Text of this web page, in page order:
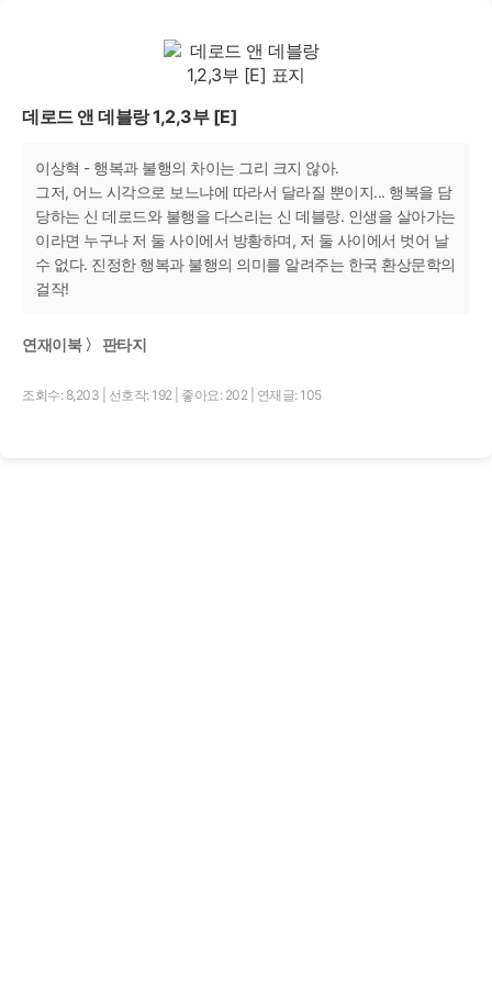
데로드 앤 데블랑 1,2,3부 [E]
이상혁 - 행복과 불행의 차이는 그리 크지 않아.
그저, 어느 시각으로 보느냐에 따라서 달라질 뿐이지... 행복을 담
당하는 신 데로드와 불행을 다스리는 신 데블랑. 인생을 살아가는
이라면 누구나 저 둘 사이에서 방황하며, 저 둘 사이에서 벗어 날
수 없다. 진정한 행복과 불행의 의미를 알려주는 한국 환상문학의
걸작!
연재이북 〉 판타지
조회수: 8,203 선호작: 192 좋아요: 202 연재글: 105